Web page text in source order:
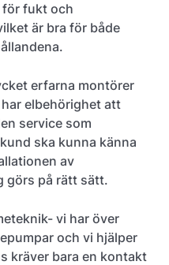
för fukt och
är bra för både
erfarna montörer
elbehörighet att
service som
ska kunna känna
av
görs på rätt sätt.
vi har över
och vi hjälper
kräver bara en kontakt